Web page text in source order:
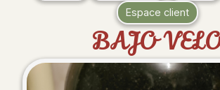
Espace client
BAJO